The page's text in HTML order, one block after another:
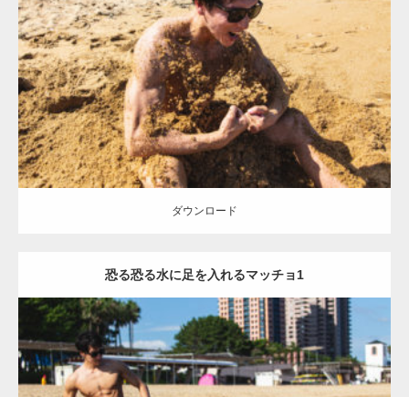
Update:2021.07.8
Category:海のマッチョ オレンジの人 AKIHITO(細マッチョ)
ダウンロード
ダウンロード
恐る恐る水に足を入れるマッチョ1
Update:2021.07.8